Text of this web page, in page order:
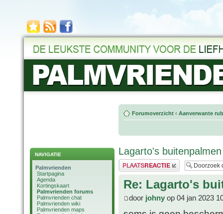
NAVIGATIE
Palmvrienden
Startpagina
Agenda
Kortingskaart
Palmvrienden forums
Palmvrienden chat
Palmvrienden wiki
Palmvrienden maps
Forumoverzicht ‹ Aanverwante
Lagarto's
Plaats een reactie
Re: Lagarto's
door johny op 04 jan 2023